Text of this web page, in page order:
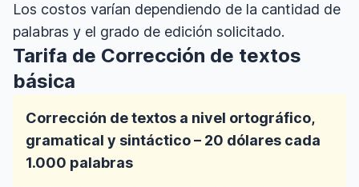
Los costos varían dependiendo de la cantidad de
palabras y el grado de edición solicitado.
Tarifa de Corrección de textos
básica
Corrección de textos a nivel ortográfico,
gramatical y sintáctico – 20 dólares cada
1.000 palabras